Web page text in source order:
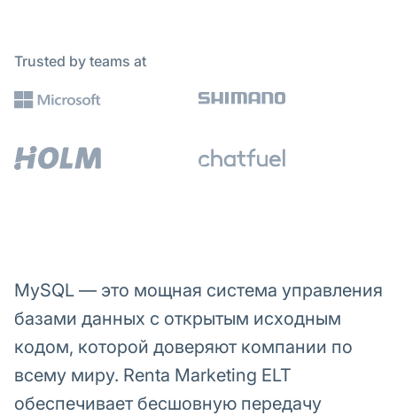
Trusted by teams at
MySQL — это мощная система управления
базами данных с открытым исходным
кодом, которой доверяют компании по
всему миру. Renta Marketing ELT
обеспечивает бесшовную передачу